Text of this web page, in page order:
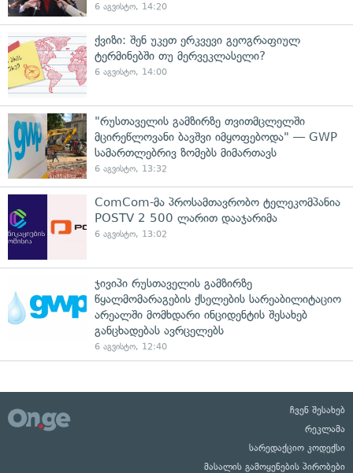
6 აგვისტო, 14:20
ქვიზი: შენ უკეთ ერკვევი გეოგრაფიულ
ტერმინებში თუ მერვეკლასელი?
6 აგვისტო, 14:00
"რუსთაველის გამზირზე თვითმცლელში
მცირეწლოვანი ბავშვი იმყოფებოდა" — GWP
სამართლებრივ ზომებს მიმართავს
6 აგვისტო, 13:32
ComCom-მა პროსამთავრობო ტელეკომპანია
POSTV 2 500 ლარით დააჯარიმა
6 აგვისტო, 13:02
ჯივიპი რუსთაველის გამზირზე
წყალმომარაგების ქსელების სარეაბილიტაციო
არეალში მომხდარი ინციდენტის შესახებ
განცხადებას ავრცელებს
6 აგვისტო, 12:40
ჩვენ შესახებ
რეკლამა
სარედაქციო კოდექსი
მასალის გამოყენების პირობები